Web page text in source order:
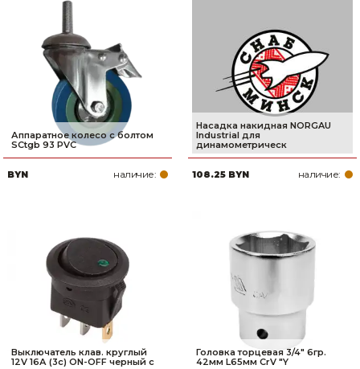
Аппаратное колесо с болтом
SCtgb 93 PVC
BYN наличие:
Насадка накидная NORGAU
Industrial для
динамометрическ
108.25 BYN наличие:
Выключатель клав. круглый
12V 16А (3с) ON-OFF черный с
Головка торцевая 3/4" 6гр.
42мм L65мм CrV "Y